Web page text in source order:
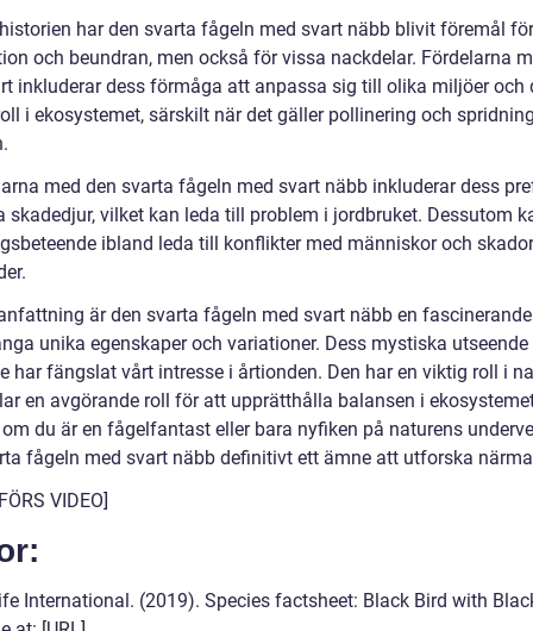
har den svarta fågeln med svart näbb blivit föremål för
och beundran, men också för vissa nackdelar. Fördelarna
inkluderar dess förmåga att anpassa sig till olika miljöer och
i ekosystemet, särskilt när det gäller pollinering och
med den svarta fågeln med svart näbb inkluderar dess
skadedjur, vilket kan leda till problem i jordbruket. Dessutom
ibland leda till konflikter med människor och
är den svarta fågeln med svart näbb en
unika egenskaper och variationer. Dess mystiska utseende
har fängslat vårt intresse i årtionden. Den har en viktig roll i
en avgörande roll för att upprätthålla balansen i
du är en fågelfantast eller bara nyfiken på naturens
fågeln med svart näbb definitivt ett ämne att utforska
VIDEO]
International. (2019). Species factsheet: Black Bird with